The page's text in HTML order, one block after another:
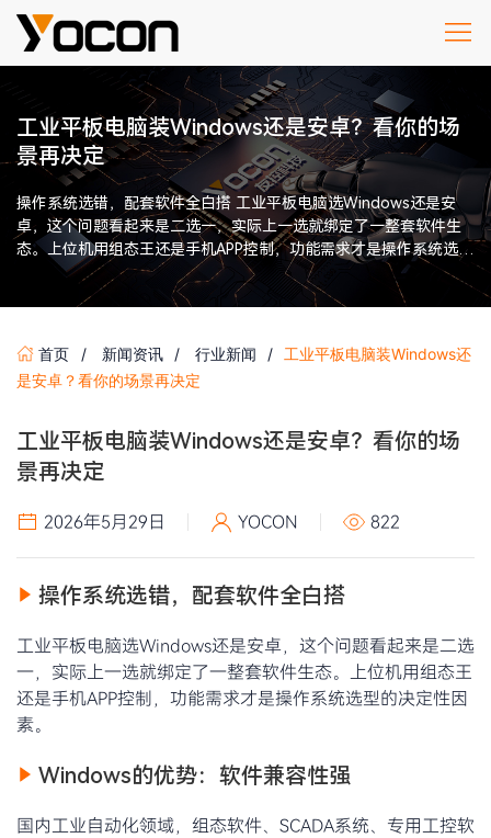
工业平板电脑装Windows还是安卓？看你的场
景再决定
操作系统选错，配套软件全白搭 工业平板电脑选Windows还是安
卓，这个问题看起来是二选一，实际上一选就绑定了一整套软件生
态。上位机用组态王还是手机APP控制，功能需求才是操作系统选型
的决定性因素。 […]
首页 新闻资讯 行业新闻
工业平板电脑装Windows还
是安卓？看你的场景再决定
工业平板电脑装Windows还是安卓？看你的场
景再决定
2026年5月29日 YOCON 822
操作系统选错，配套软件全白搭
工业平板电脑选Windows还是安卓，这个问题看起来是二选
一，实际上一选就绑定了一整套软件生态。上位机用组态王
还是手机APP控制，功能需求才是操作系统选型的决定性因
素。
Windows的优势：软件兼容性强
国内工业自动化领域，组态软件、SCADA系统、专用工控软